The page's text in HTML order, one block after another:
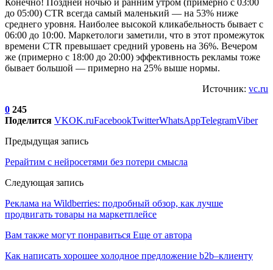
до 05:00) CTR всегда самый маленький — на 53% ниже
среднего уровня. Наиболее высокой кликабельность бывает с
06:00 до 10:00. Маркетологи заметили, что в этот промежуток
времени CTR превышает средний уровень на 36%. Вечером
же (примерно с 18:00 до 20:00) эффективность рекламы тоже
бывает большой — примерно на 25% выше нормы.
Источник: vc.ru
0 245
Поделится VKOK.ruFacebookTwitterWhatsAppTelegramViber
Предыдущая запись
Рерайтим с нейросетями без потери смысла
Следующая запись
Реклама на Wildberries: подробный обзор, как лучше
продвигать товары на маркетплейсе
Вам также могут понравиться Еще от автора
Как написать хорошее холодное предложение b2b–клиенту